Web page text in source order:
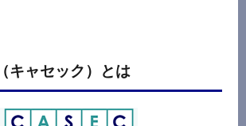
キャセック）とは